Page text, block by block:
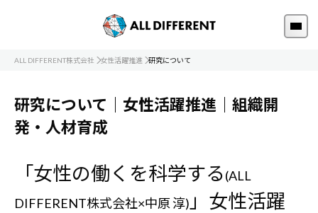
ALL DIFFERENT株式会社 女性活躍推進 研究について
研究について｜女性活躍推進｜組織開
発・人材育成
「女性の働くを科学する(ALL
DIFFERENT株式会社×中原 淳) 」女性活躍